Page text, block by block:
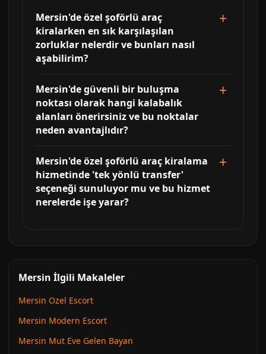
Mersin'de özel şoförlü araç
kiralarken en sık karşılaşılan
zorluklar nelerdir ve bunları nasıl
aşabilirim?
Mersin'de güvenli bir buluşma
noktası olarak hangi kalabalık
alanları önerirsiniz ve bu noktalar
neden avantajlıdır?
Mersin'de özel şoförlü araç kiralama
hizmetinde 'tek yönlü transfer'
seçeneği sunuluyor mu ve bu hizmet
nerelerde işe yarar?
Mersin İlgili Makaleler
Mersin Ozel Escort
Mersin Modern Escort
Mersin Mut Eve Gelen Bayan